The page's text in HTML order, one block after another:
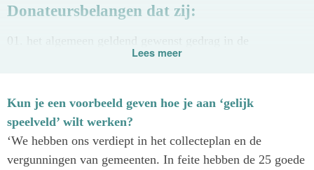
Donateursbelangen dat zij:
01. het algemeen geldend gewenst gedrag in de
goededoelensector zal naleven;
voorkeuren donateurs;
03. de Verklaring Gewenst Gedrag Donateursbelangen
ondertekend heeft;
Lees meer
Kun je een voorbeeld geven hoe je aan ‘gelijk
speelveld’ wilt werken?
‘We hebben ons verdiept in het collecteplan en de
vergunningen van gemeenten. In feite hebben de 25 goede